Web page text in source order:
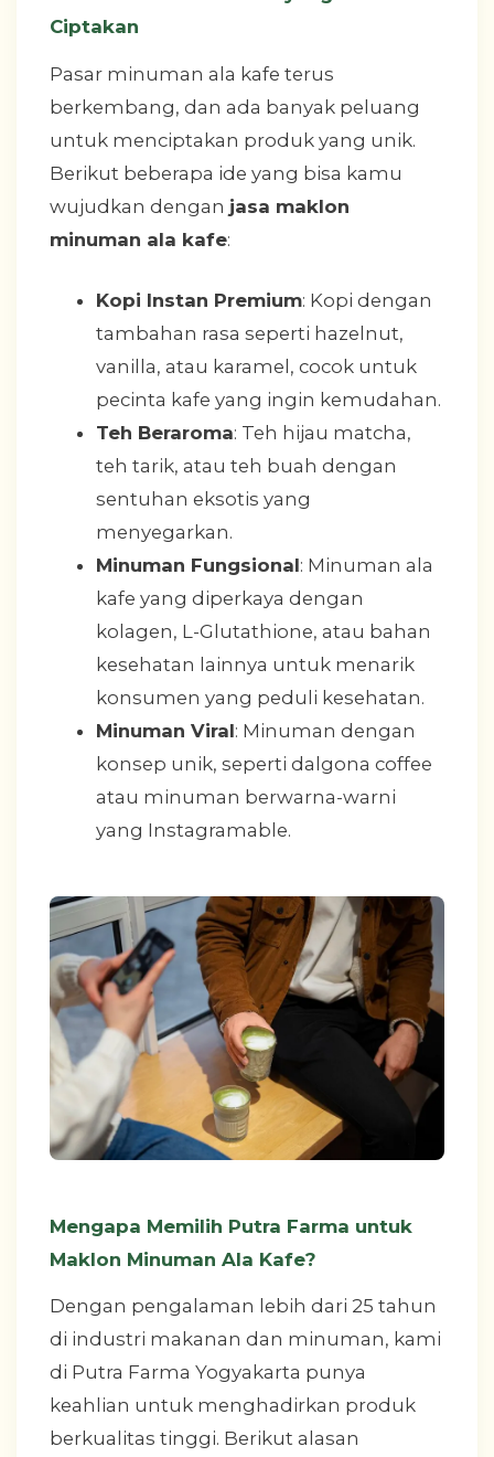
Ciptakan
Pasar minuman ala kafe terus
berkembang, dan ada banyak peluang
untuk menciptakan produk yang unik.
Berikut beberapa ide yang bisa kamu
wujudkan dengan jasa maklon
minuman ala kafe:
Kopi Instan Premium: Kopi dengan
tambahan rasa seperti hazelnut,
vanilla, atau karamel, cocok untuk
pecinta kafe yang ingin kemudahan.
Teh Beraroma: Teh hijau matcha,
teh tarik, atau teh buah dengan
sentuhan eksotis yang
menyegarkan.
Minuman Fungsional: Minuman ala
kafe yang diperkaya dengan
kolagen, L-Glutathione, atau bahan
kesehatan lainnya untuk menarik
konsumen yang peduli kesehatan.
Minuman Viral: Minuman dengan
konsep unik, seperti dalgona coffee
atau minuman berwarna-warni
yang Instagramable.
Mengapa Memilih Putra Farma untuk
Maklon Minuman Ala Kafe?
Dengan pengalaman lebih dari 25 tahun
di industri makanan dan minuman, kami
di Putra Farma Yogyakarta punya
keahlian untuk menghadirkan produk
berkualitas tinggi. Berikut alasan